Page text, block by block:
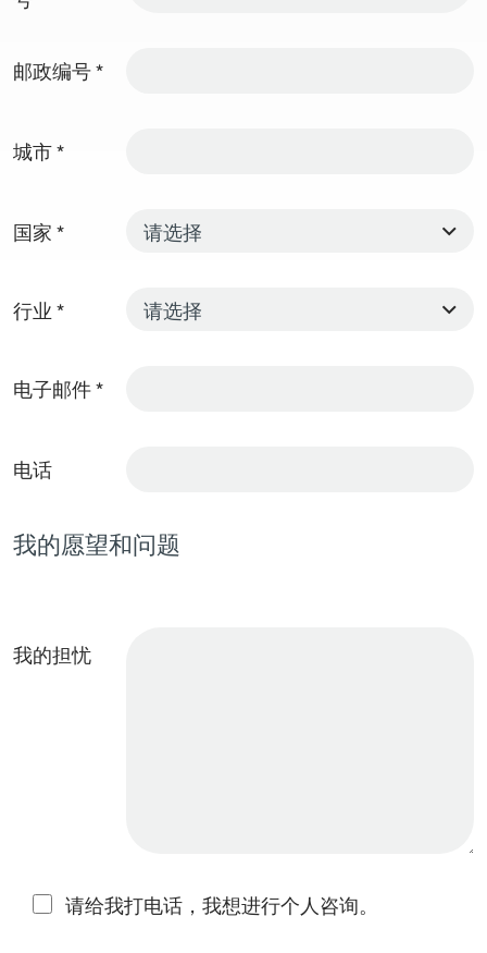
邮政编号*
城市*
国家 *
行业 *
电子邮件*
电话
我的愿望和问题
我的担忧
请给我打电话，我想进行个人咨询。